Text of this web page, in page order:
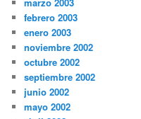
febrero 2003
enero 2003
noviembre 2002
octubre 2002
septiembre 2002
junio 2002
mayo 2002